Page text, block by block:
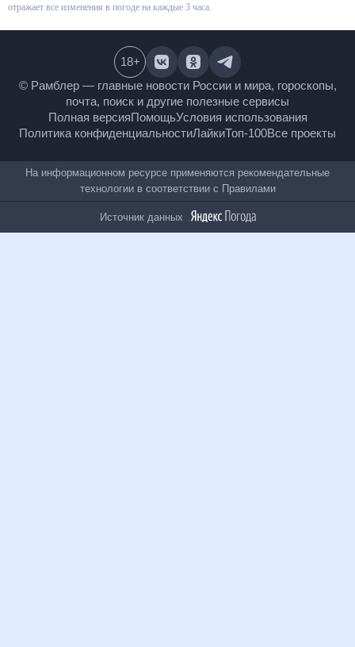
внимание на расширенный прогноз, который отражает все изменения в
© Рамблер — главные новости России и мира,
гороскопы, почта, поиск и другие полезные сервисы
Полная версияПомощьУсловия использования
Все проекты
18+
На информационном ресурсе применяются
рекомендательные технологии в соответствии с